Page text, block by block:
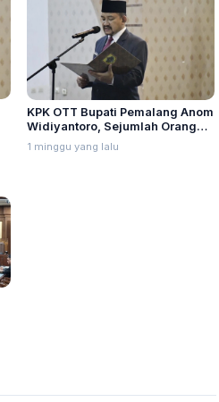
KPK OTT Bupati Pemalang Anom
Widiyantoro, Sejumlah Orang
Diperiksa di Polres Pemalang
1 minggu yang lalu